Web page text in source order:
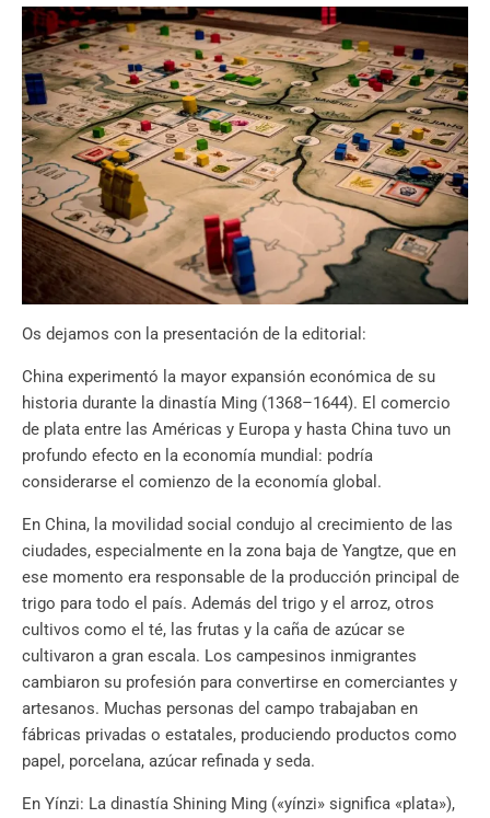
Os dejamos con la presentación de la editorial:
China experimentó la mayor expansión económica de su
historia durante la dinastía Ming (1368–1644). El comercio
de plata entre las Américas y Europa y hasta China tuvo un
profundo efecto en la economía mundial: podría
considerarse el comienzo de la economía global.
En China, la movilidad social condujo al crecimiento de las
ciudades, especialmente en la zona baja de Yangtze, que en
ese momento era responsable de la producción principal de
trigo para todo el país. Además del trigo y el arroz, otros
cultivos como el té, las frutas y la caña de azúcar se
cultivaron a gran escala. Los campesinos inmigrantes
cambiaron su profesión para convertirse en comerciantes y
artesanos. Muchas personas del campo trabajaban en
fábricas privadas o estatales, produciendo productos como
papel, porcelana, azúcar refinada y seda.
En Yínzi: La dinastía Shining Ming («yínzi» significa «plata»),